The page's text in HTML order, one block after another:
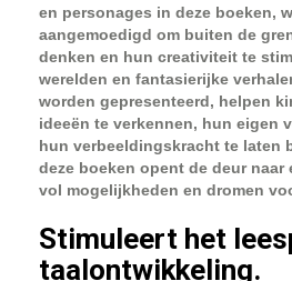
en personages in deze boeken,
aangemoedigd om buiten de
denken en hun creativiteit te
werelden en fantasierijke
worden gepresenteerd, helpen
ideeën te verkennen, hun eigen
hun verbeeldingskracht te laten
deze boeken opent de deur naar
vol mogelijkheden en dromen
Stimuleert het
taalontwikkeling.